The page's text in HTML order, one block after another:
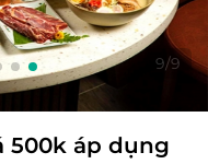
9/9
500k áp dụng